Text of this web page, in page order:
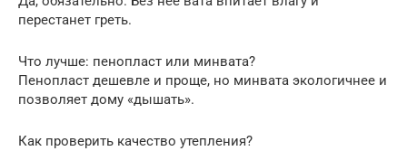
перестанет греть.
Что лучше: пенопласт или минвата?
Пенопласт дешевле и проще, но минвата экологичнее и
позволяет дому «дышать».
Как проверить качество утепления?